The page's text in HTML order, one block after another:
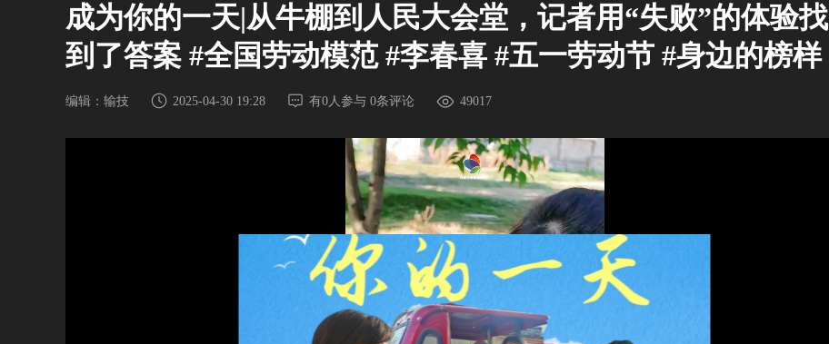
成为你的一天|从牛棚到人民大会堂，记者用“失败”的体验找
到了答案 #全国劳动模范 #李春喜 #五一劳动节 #身边的榜样
编辑：输技 2025-04-30 19:28 有0人参与 0条评论 49017